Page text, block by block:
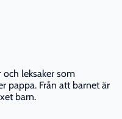
leksaker som
pappa. Från att barnet är
barn.